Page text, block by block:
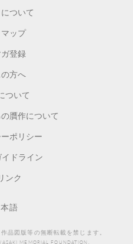
ついて
ップ
ガ登録
方へ
ついて
贋作について
ポリシー
ドライン
ンク
語
品図版等の無断転載を禁じます。
MEMORIAL FOUNDATION.